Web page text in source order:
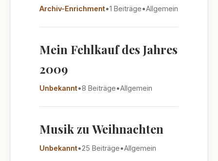
Archiv-Enrichment•1 Beiträge•Allgemein
Mein Fehlkauf des Jahres
2009
Unbekannt•8 Beiträge•Allgemein
Musik zu Weihnachten
Unbekannt•25 Beiträge•Allgemein